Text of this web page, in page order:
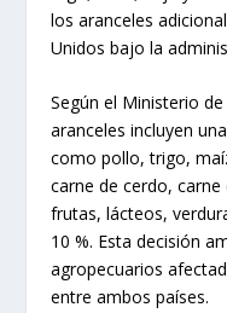
los aranceles
Unidos bajo la
Según el Ministerio
aranceles incluyen
como pollo, trigo,
carne de cerdo,
frutas, lácteos,
10 %. Esta decisión
agropecuarios
entre ambos países.